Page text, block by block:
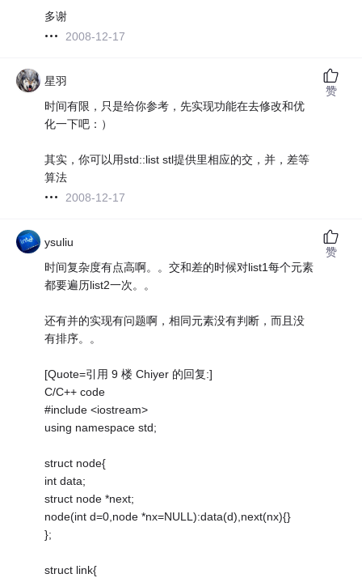
多谢
2008-12-17
星羽
时间有限，只是给你参考，先实现功能在去修改和优
化一下吧：）
其实，你可以用std::list stl提供里相应的交，并，差等
算法
2008-12-17
赞
ysuliu
时间复杂度有点高啊。。交和差的时候对list1每个元素
都要遍历list2一次。。
还有并的实现有问题啊，相同元素没有判断，而且没
有排序。。
[Quote=引用 9 楼 Chiyer 的回复:]
C/C++ code
#include <iostream>
using namespace std;
struct node{
int data;
struct node *next;
node(int d=0,node *nx=NULL):data(d),next(nx){}
};
struct link{
赞